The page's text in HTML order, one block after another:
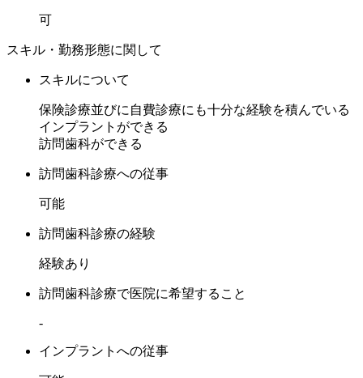
可
スキル・勤務形態に関して
スキルについて
保険診療並びに自費診療にも十分な経験を積んでいる
インプラントができる
訪問歯科ができる
訪問歯科診療への従事
可能
訪問歯科診療の経験
経験あり
訪問歯科診療で医院に希望すること
-
インプラントへの従事